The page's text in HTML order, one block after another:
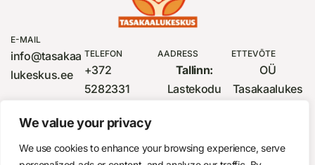
We value your privacy
We use cookies to enhance your browsing experience, serve
E-MAIL
info@tasakaa
lukeskus.ee
TELEFON
+372
5282331
Palm)
+372
AADRESS
Tallinn:
Lastekodu
4, II korrus
ETTEVÕTE
OÜ
Tasakaalukes
058137995